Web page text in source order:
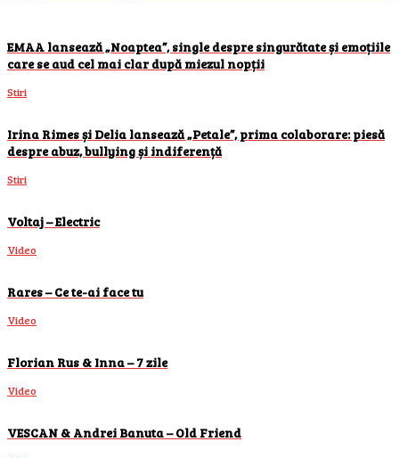
EMAA lansează „Noaptea”, single despre singurătate și emoțiile
care se aud cel mai clar după miezul nopții
Stiri
Irina Rimes și Delia lansează „Petale”, prima colaborare: piesă
despre abuz, bullying și indiferență
Stiri
Voltaj – Electric
Video
Rares – Ce te-ai face tu
Video
Florian Rus & Inna – 7 zile
Video
VESCAN & Andrei Banuta – Old Friend